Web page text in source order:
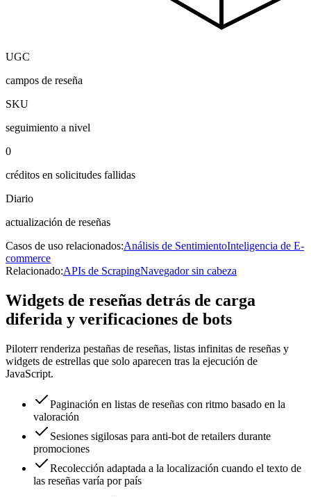
UGC
campos de reseña
SKU
seguimiento a nivel
0
créditos en solicitudes fallidas
Diario
actualización de reseñas
Casos de uso relacionados:Análisis de SentimientoInteligencia de E-
commerce
Relacionado:APIs de ScrapingNavegador sin cabeza
Widgets de reseñas detrás de carga
diferida y verificaciones de bots
Piloterr renderiza pestañas de reseñas, listas infinitas de reseñas y
widgets de estrellas que solo aparecen tras la ejecución de
JavaScript.
Paginación en listas de reseñas con ritmo basado en la
valoración
Sesiones sigilosas para anti-bot de retailers durante
promociones
Recolección adaptada a la localización cuando el texto de
las reseñas varía por país